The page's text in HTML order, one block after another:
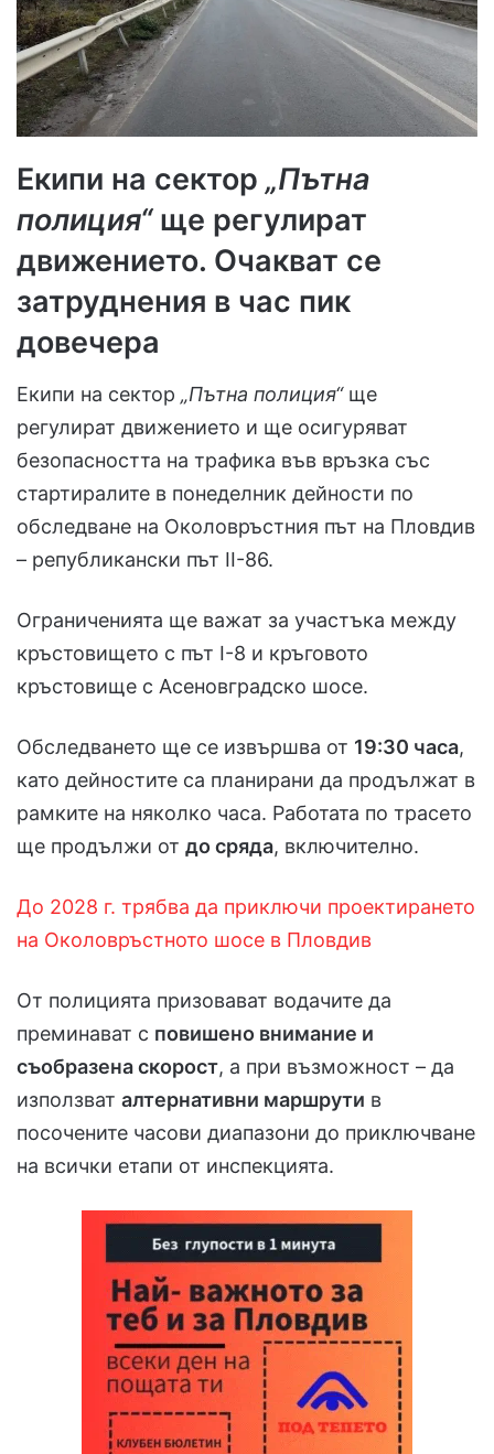
Екипи на сектор „Пътна
полиция“ще регулират
движението. Очакват се
затруднения в час пик
довечера
Екипи на сектор „Пътна полиция“ще
регулират движението и ще осигуряват
безопасността на трафика във връзка със
стартиралите в понеделник дейности по
обследване на Околовръстния път на Пловдив
– републикански път II-86.
Ограниченията ще важат за участъка между
кръстовището с път I-8 и кръговото
кръстовище с Асеновградско шосе.
Обследването ще се извършва от 19:30 часа,
като дейностите са планирани да продължат в
рамките на няколко часа. Работата по трасето
ще продължи от до сряда, включително.
До 2028 г. трябва да приключи проектирането
на Околовръстното шосе в Пловдив
От полицията призовават водачите да
преминават с повишено внимание и
съобразена скорост, а при възможност – да
използват алтернативни маршрути в
посочените часови диапазони до приключване
на всички етапи от инспекцията.